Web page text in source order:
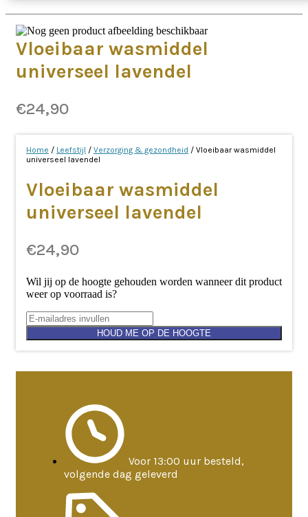
Vloeibaar wasmiddel
universeel lavendel
€24,90
Home / Leefstijl / Verzorging & gezondheid / Vloeibaar wasmiddel
universeel lavendel
Vloeibaar wasmiddel
universeel lavendel
€24,90
Wil jij op de hoogte gehouden worden wanneer dit product
weer op voorraad is?
HOUD ME OP DE HOOGTE
Voor 13:00 uur besteld,
volgende dag geleverd